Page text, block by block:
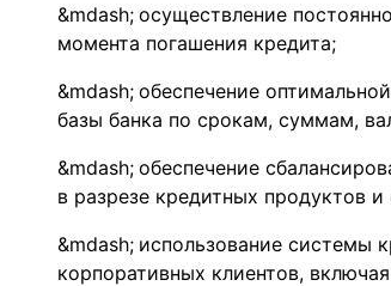
осуществление
момента погашения кредита;
обеспечение
базы банка по срокам, суммам,
обеспечение
в разрезе кредитных продуктов
использование системы
корпоративных клиентов,